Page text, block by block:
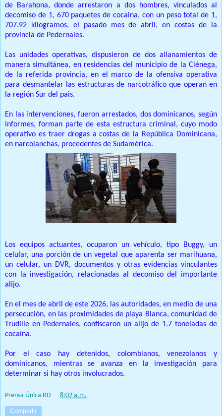
de Barahona, donde arrestaron a dos hombres, vinculados al
decomiso de 1, 670 paquetes de cocaina, con un peso total de 1,
707.92 kilogramos, el pasado mes de abril, en costas de la
provincia de Pedernales.
Las unidades operativas, dispusieron de dos allanamientos de
manera simultánea, en residencias del municipio de la Ciénega,
de la referida provincia, en el marco de la ofensiva operativa
para desmantelar las estructuras de narcotráfico que operan en
la región Sur del pais.
En las intervenciones, fueron arrestados, dos dominicanos, según
informes, forman parte de esta estructura criminal, cuyo modo
operativo es traer drogas a costas de la República Dominicana,
en narcolanchas, procedentes de Sudamérica.
Los equipos actuantes, ocuparon un vehículo, tipo Buggy, un
celular, una porción de un vegetal que aparenta ser marihuana,
un celular, un DVR, documentos y otras evidencias vinculantes
con la investigación, relacionadas al decomiso del importante
alijo.
En el mes de abril de este 2026, las autoridades, en medio de una
persecución, en las proximidades de playa Blanca, comunidad de
Trudille en Pedernales, confiscaron un alijo de 1.7 toneladas de
cocaína.
Por el caso hay detenidos, colombianos, venezolanos y
dominicanos, mientras se avanza en la investigación para
determinar si hay otros involucrados.
Prensa Única RD 8:02 a.m.
Compartir